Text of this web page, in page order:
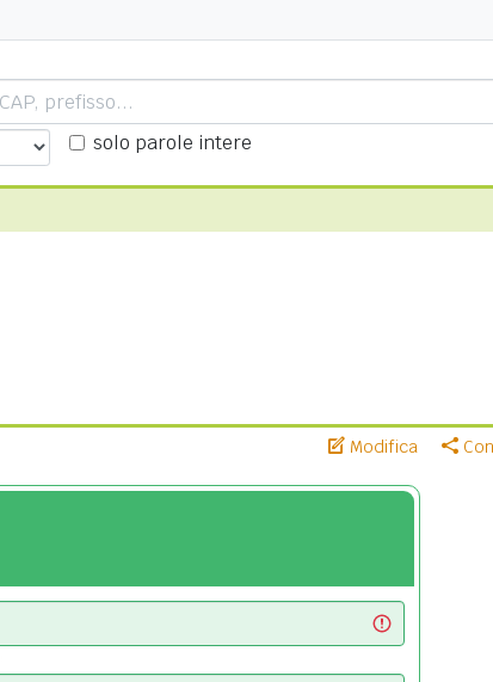
solo parole intere
Modifica